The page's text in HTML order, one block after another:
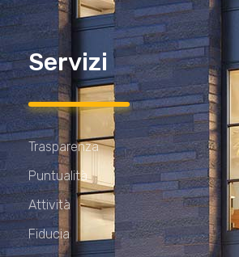
Servizi
Trasparenza
Puntualità
Attività
Fiducia